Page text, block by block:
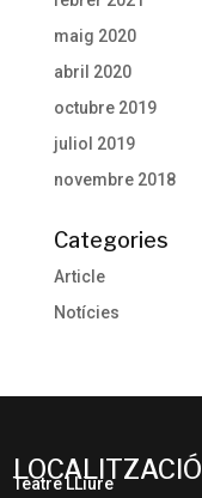
maig 2020
abril 2020
octubre 2019
juliol 2019
novembre 2018
Categories
Article
Notícies
LOCALITZACIÓ
Teatre LLiure